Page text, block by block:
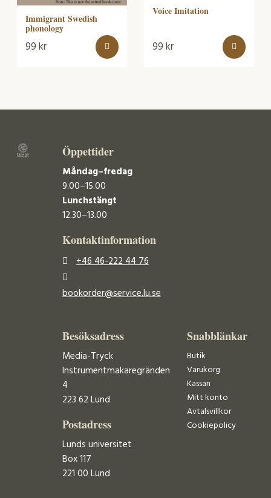
Immigrant Swedish
phonology
99kr
Voice Imitation
99kr
Öppettider
Måndag–fredag
9.00–15.00
Lunchstängt
12.30–13.00
Kontaktinformation
+46 46-222 44 76
bookorder@service.lu.se
Besöksadress
Media-Tryck
Instrumentmakaregränden
4
223 62 Lund
Postadress
Lunds universitet
Box 117
221 00 Lund
Snabblänkar
Butik
Varukorg
Kassan
Mitt konto
Avtalsvillkor
Cookiepolicy